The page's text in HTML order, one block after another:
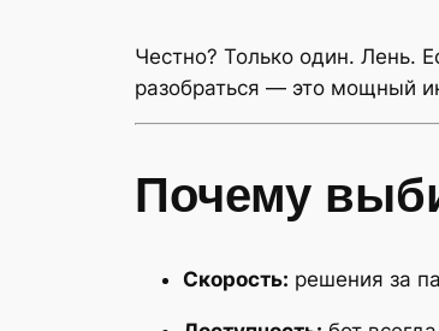
Честно? Только один. Лень.
разобраться — это мощный
Почему
Скорость: решения за